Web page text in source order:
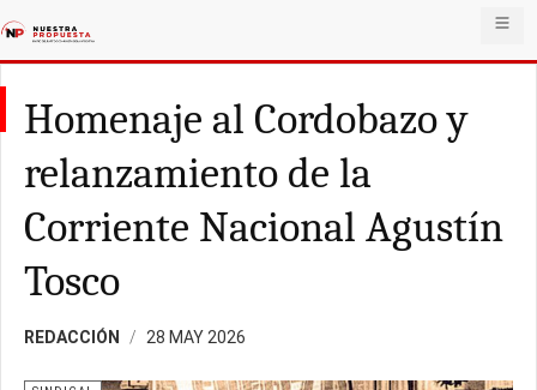
Homenaje al Cordobazo y
relanzamiento de la
Corriente Nacional Agustín
Tosco
REDACCIÓN 28 MAY 2026